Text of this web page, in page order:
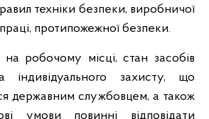
техніки безпеки, виробничої
праці, протипожежної безпеки.
робочому місці, стан засобів
індивідуального захисту, що
державним службовцем, а також
умови повинні відповідати